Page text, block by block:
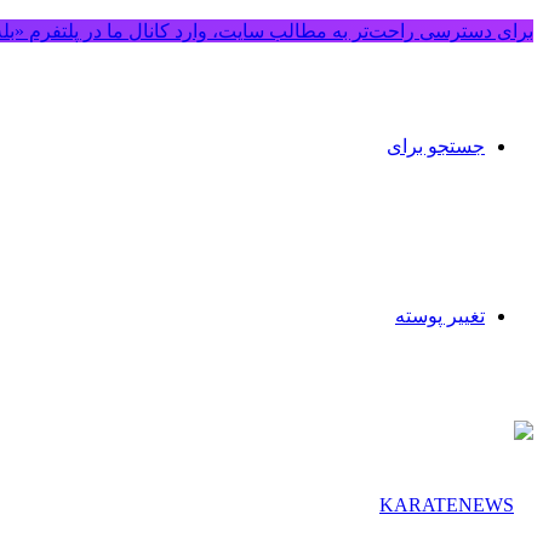
برای دسترسی راحت‌تر به مطالب سایت، وارد کانال ما در پلتفرم
جستجو برای
تغییر پوسته